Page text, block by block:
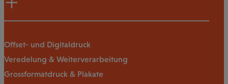
Offset- und Digitaldruck
Veredelung & Weiterverarbeitung
Grossformatdruck & Plakate